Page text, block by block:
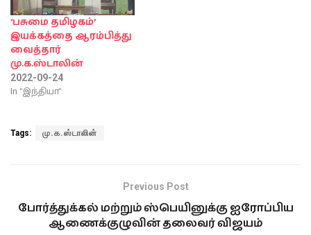
‘பசுமை தமிழகம்’
இயக்கத்தை ஆரம்பித்து
வைத்தார்
மு.க.ஸ்டாலின்
2022-09-24
In "இந்தியா"
Tags: மு.க.ஸ்டாலின்
Previous Post
போர்த்துக்கல் மற்றும் ஸ்பெயினுக்கு ஐரோப்பிய
ஆணைக்குழுவின் தலைவர் விஜயம்